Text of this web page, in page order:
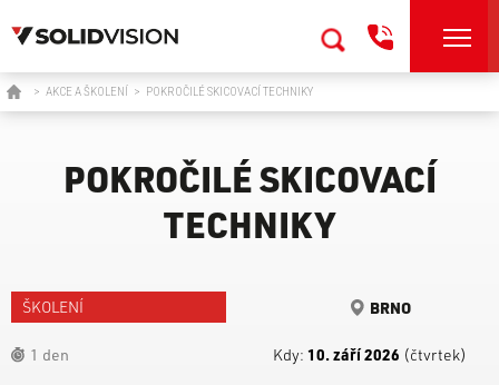
> AKCE A ŠKOLENÍ > POKROČILÉ SKICOVACÍ TECHNIKY
POKROČILÉ SKICOVACÍ
TECHNIKY
ŠKOLENÍ BRNO
1 den Kdy:10. září 2026 (čtvrtek)